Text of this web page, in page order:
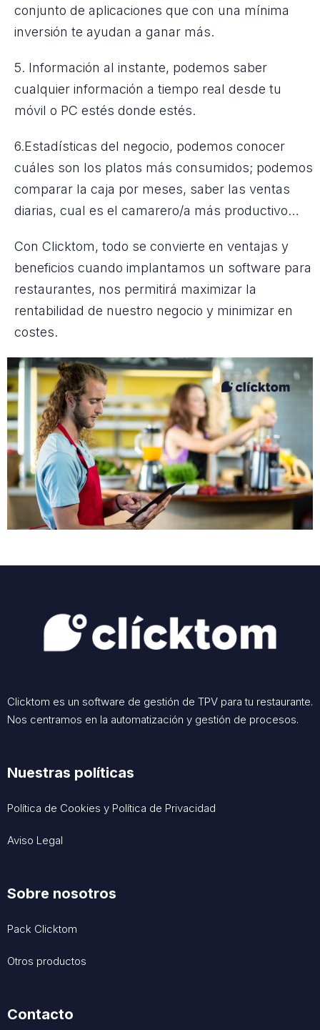
conjunto de aplicaciones que con una mínima
inversión te ayudan a ganar más.
5. Información al instante, podemos saber
cualquier información a tiempo real desde tu
móvil o PC estés donde estés.
6.Estadísticas del negocio, podemos conocer
cuáles son los platos más consumidos; podemos
comparar la caja por meses, saber las ventas
diarias, cual es el camarero/a más productivo…
Con Clicktom, todo se convierte en ventajas y
beneficios cuando implantamos un software para
restaurantes, nos permitirá maximizar la
rentabilidad de nuestro negocio y minimizar en
costes.
Clicktom es un software de gestión de TPV para tu restaurante.
Nos centramos en la automatización y gestión de procesos.
Nuestras políticas
Política de Cookies y Política de Privacidad
Aviso Legal
Sobre nosotros
Pack Clicktom
Otros productos
Contacto